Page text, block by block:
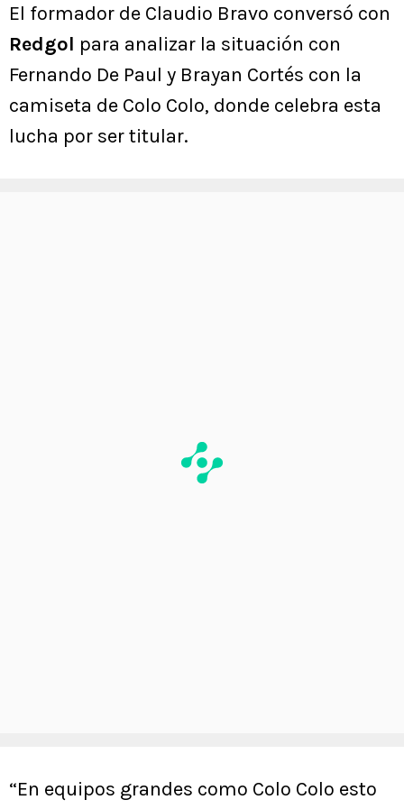
El formador de Claudio Bravo conversó con
Redgol para analizar la situación con
Fernando De Paul y Brayan Cortés con la
camiseta de Colo Colo, donde celebra esta
lucha por ser titular.
“En equipos grandes como Colo Colo esto